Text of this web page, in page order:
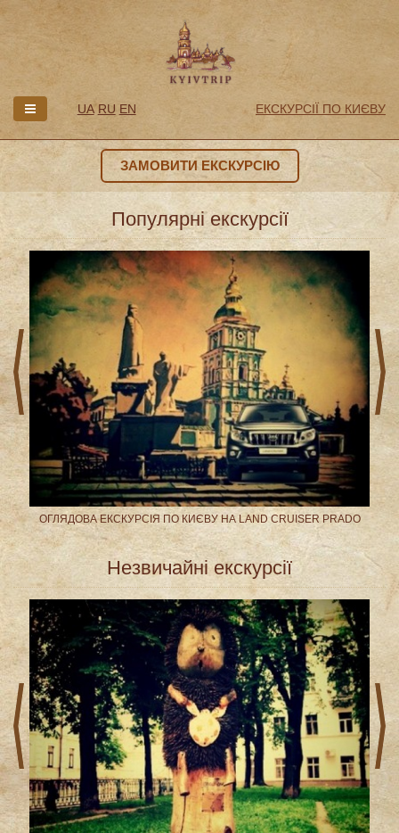
UA RU EN ЕКСКУРСІЇ ПО КИЄВУ
ЗАМОВИТИ ЕКСКУРСІЮ
Популярні екскурсії
ОГЛЯДОВА ЕКСКУРСІЯ ПО КИЄВУ НА LAND CRUISER PRADO
prev next
Незвичайні екскурсії
prev next